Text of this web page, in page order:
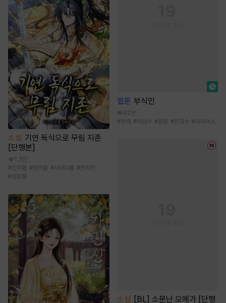
소설 기연 독식으로 무림 지존
[단행본]
1.3만
#신무협 #빙의물 #사이다물 #먼치킨
#성장물
웹툰 부식인
92만
#변태 #미남수 #광공 #안경수 #시리어스
소설
[BL] 소문난 오메가 [단행